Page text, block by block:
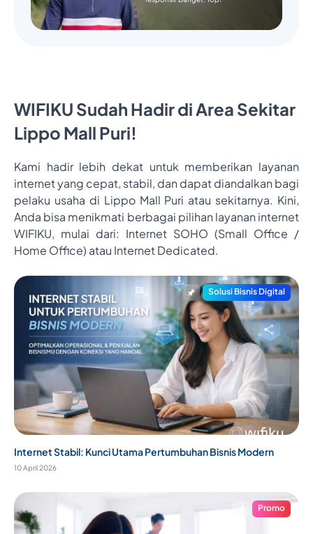
WIFIKU Sudah Hadir di Area Sekitar
Lippo Mall Puri!
Kami hadir lebih dekat untuk memberikan layanan
internet yang cepat, stabil, dan dapat diandalkan bagi
pelaku usaha di Lippo Mall Puri atau sekitarnya. Kini,
Anda bisa menikmati berbagai pilihan layanan internet
WIFIKU, mulai dari: Internet SOHO (Small Office /
Home Office) atau Internet Dedicated.
Solusi Bisnis Digital
Internet Stabil: Kunci Utama Pertumbuhan Bisnis Modern
10 April 2026
Promo